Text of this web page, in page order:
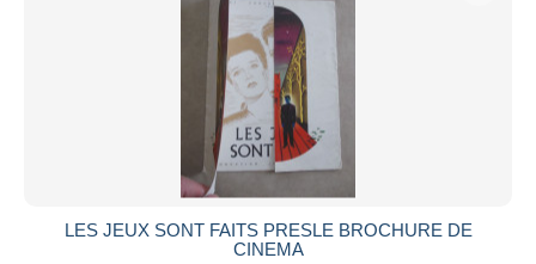
LES JEUX SONT FAITS PRESLE BROCHURE DE
CINEMA